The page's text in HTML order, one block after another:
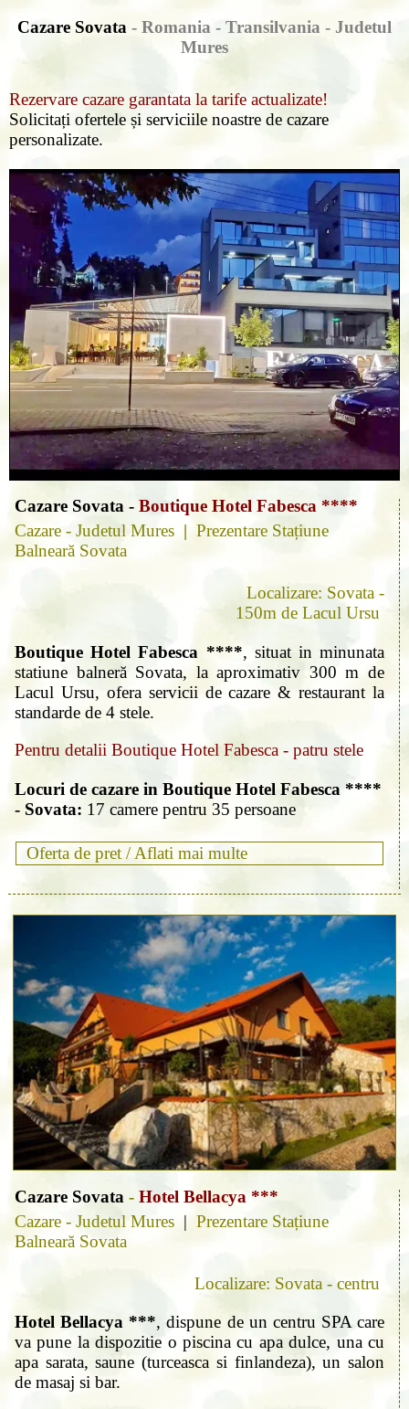
Cazare Sovata - Romania - Transilvania - Judetul
Mures
Rezervare cazare garantata la tarife actualizate!
Solicitați ofertele și serviciile noastre de cazare
personalizate.
Cazare Sovata - Boutique Hotel Fabesca ****
Cazare - Judetul Mures | Prezentare Stațiune
Balneară Sovata
Localizare: Sovata -
150m de Lacul Ursu
Boutique Hotel Fabesca ****, situat in minunata
statiune balneră Sovata, la aproximativ 300 m de
Lacul Ursu, ofera servicii de cazare & restaurant la
standarde de 4 stele.
Pentru detalii Boutique Hotel Fabesca - patru stele
Locuri de cazare in Boutique Hotel Fabesca ****
- Sovata: 17 camere pentru 35 persoane
Oferta de pret / Aflati mai multe
Cazare Sovata - Hotel Bellacya ***
Cazare - Judetul Mures | Prezentare Stațiune
Balneară Sovata
Localizare: Sovata - centru
Hotel Bellacya ***, dispune de un centru SPA care
va pune la dispozitie o piscina cu apa dulce, una cu
apa sarata, saune (turceasca si finlandeza), un salon
de masaj si bar.